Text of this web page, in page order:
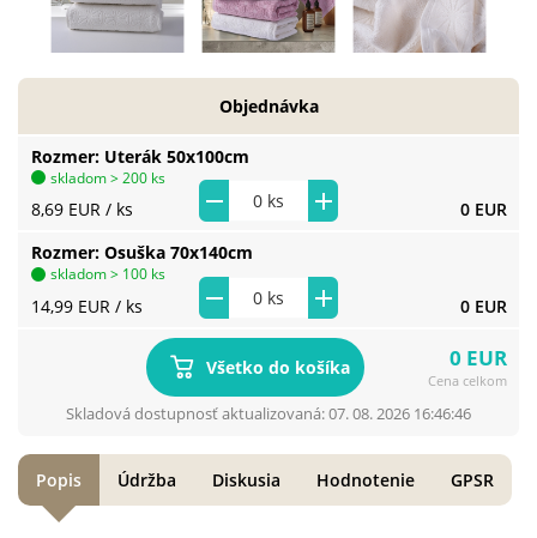
Rozmer Uterák 50x100cm
8,69 EUR / ks 0 EUR
skladom > 200 ks
Rozmer Osuška 70x140cm
14,99 EUR / ks 0 EUR
skladom > 100 ks
Objednávka
Všetko do košíka 0 EUR
Cena celkom
Skladová dostupnosť aktualizovaná: 07. 08. 2026 16:46:46
Popis Údržba Diskusia Hodnotenie GPSR